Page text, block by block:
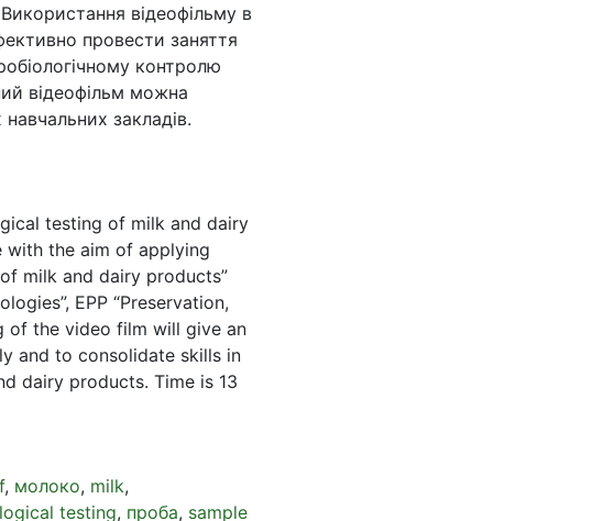
відеофільму в
провести заняття
контролю
відеофільм можна
закладів.
testing of milk and dairy
with the aim of applying
milk and dairy products”
EPP “Preservation,
of the video film will give an
and to consolidate skills in
dairy products. Time is 13
, молоко, milk,
testing, проба, sample